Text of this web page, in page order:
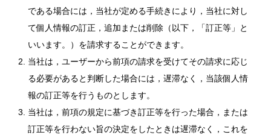
である場合には，当社が定める手続きにより，当社に対し
て個人情報の訂正，追加または削除（以下，「訂正等」と
いいます。）を請求することができます。
当社は，ユーザーから前項の請求を受けてその請求に応じ
る必要があると判断した場合には，遅滞なく，当該個人情
報の訂正等を行うものとします。
当社は，前項の規定に基づき訂正等を行った場合，または
訂正等を行わない旨の決定をしたときは遅滞なく，これを